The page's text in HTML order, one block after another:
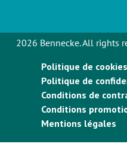
2026 Bennecke. All rights
Politique de cookies
Politique de
Conditions de
Conditions
Mentions légales